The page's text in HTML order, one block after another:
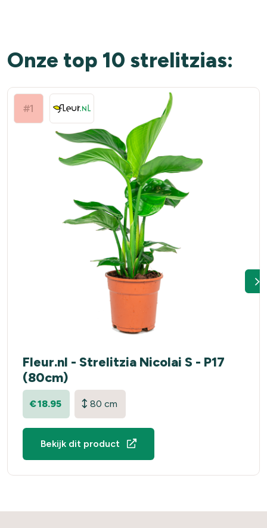
Onze top 10 strelitzias:
#1
Fleur.nl - Strelitzia Nicolai S - P17
(80cm)
€18.95 80 cm
Bekijk dit product